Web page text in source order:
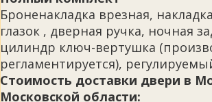
Броненакладка врезная,
глазок , дверная ручка, ночная
цилиндр ключ-вертушка
регламентируется),
Стоимость доставки двери в
Московской области: